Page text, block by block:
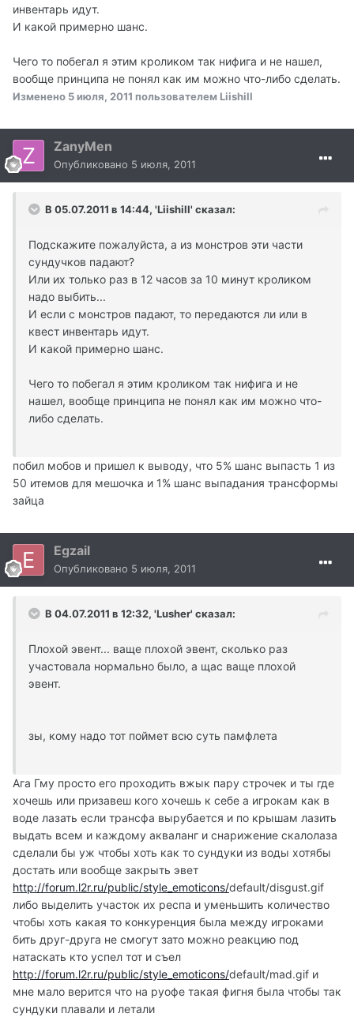
инвентарь идут.
И какой примерно шанс.
Чего то побегал я этим кроликом так нифига и не нашел,
вообще принципа не понял как им можно что-либо сделать.
Изменено 5 июля, 2011 пользователем Liishill
ZanyMen
Опубликовано 5 июля, 2011
В 05.07.2011 в 14:44, 'Liishill' сказал:
Подскажите пожалуйста, а из монстров эти части
сундучков падают?
Или их только раз в 12 часов за 10 минут кроликом
надо выбить...
И если с монстров падают, то передаются ли или в
квест инвентарь идут.
И какой примерно шанс.
Чего то побегал я этим кроликом так нифига и не
нашел, вообще принципа не понял как им можно что-
либо сделать.
побил мобов и пришел к выводу, что 5% шанс выпасть 1 из
50 итемов для мешочка и 1% шанс выпадания трансформы
зайца
Egzail
Опубликовано 5 июля, 2011
В 04.07.2011 в 12:32, 'Lusher' сказал:
Плохой эвент... ваще плохой эвент, сколько раз
участовала нормально было, а щас ваще плохой
эвент.
зы, кому надо тот поймет всю суть памфлета
Ага Гму просто его проходить вжык пару строчек и ты где
хочешь или призавеш кого хочешь к себе а игрокам как в
воде лазать если трансфа вырубается и по крышам лазить
выдать всем и каждому акваланг и снарижение скалолаза
сделали бы уж чтобы хоть как то сундуки из воды хотябы
достать или вообще закрыть эвет
http://forum.l2r.ru/public/style_emoticons/default/disgust.gif
либо выделить участок их респа и уменьшить количество
чтобы хоть какая то конкуренция была между игроками
бить друг-друга не смогут зато можно реакцию под
натаскать кто успел тот и съел
http://forum.l2r.ru/public/style_emoticons/default/mad.gif и
мне мало верится что на руофе такая фигня была чтобы так
сундуки плавали и летали